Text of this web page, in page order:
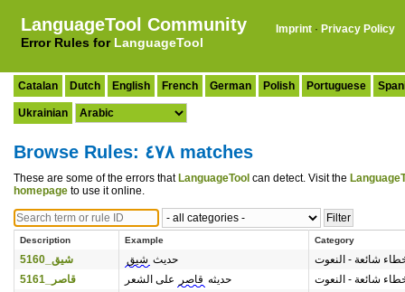
LanguageTool Community
Error Rules for LanguageTool
Imprint · Privacy Policy
Catalan Dutch English French German Polish Portuguese
Ukrainian
Browse Rules: ٤٧٨ matches
These are some of the errors that LanguageTool can detect. Visit the
homepage to use it online.
Description Example Category
شيق_5160 حديث شيق
شائعة - النعوت
قاصر_5161
حديثه قاصر على الشعر
شائعة - النعوت